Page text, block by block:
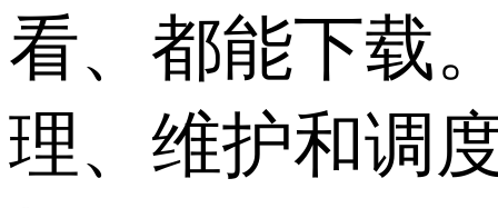
看、都能下载
理、维护和调